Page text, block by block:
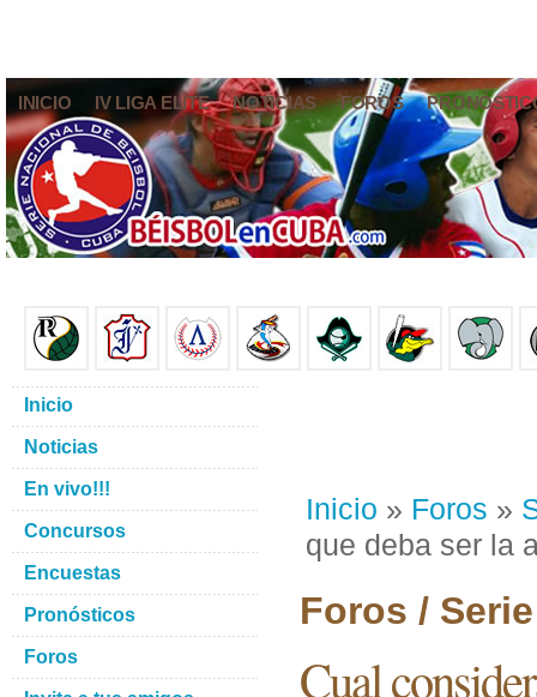
INICIO IV LIGA ELITE NOTICIAS FOROS
Inicio » Foros »
que deba ser la
Foros /
Cual
Inicio
Noticias
En vivo!!!
Concursos
Encuestas
Pronósticos
Foros